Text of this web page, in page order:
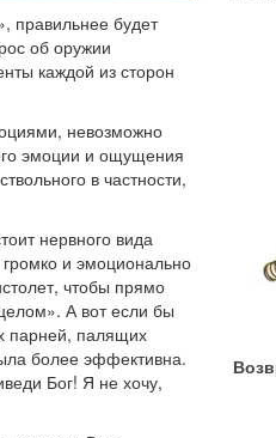
правильнее будет
об оружии
каждой из сторон
невозможно
эмоции и ощущения
в частности,
нервного вида
и эмоционально
чтобы прямо
А вот если бы
парней, палящих
более эффективна.
Бог! Я не хочу,